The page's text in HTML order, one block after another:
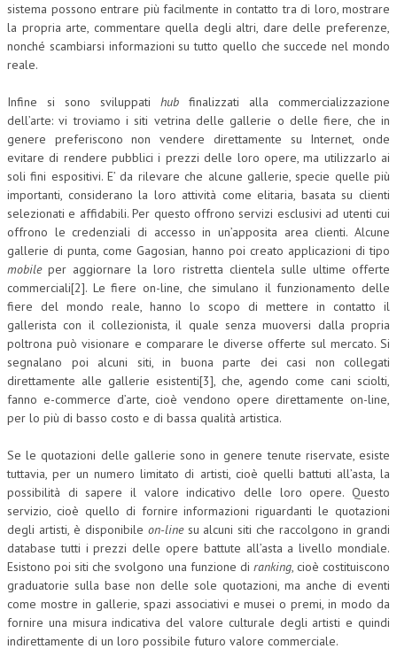
BOLLETTINO FINANZIAMENTI
TELEGRAM
DOCUMENTI
MANUALI E MONOGRAFIE
TESI DI LAUREA
MATERIALE DIDATTICO
INVITI E PROMOZIONI
sistema possono entrare più facilmente in contatto tra di loro, mostrare
la propria arte, commentare quella degli altri, dare delle preferenze,
nonché scambiarsi informazioni su tutto quello che succede nel mondo
reale.
Infine si sono sviluppati hub finalizzati alla commercializzazione
dell’arte: vi troviamo i siti vetrina delle gallerie o delle fiere, che in
genere preferiscono non vendere direttamente su Internet, onde
evitare di rendere pubblici i prezzi delle loro opere, ma utilizzarlo ai
soli fini espositivi. E’ da rilevare che alcune gallerie, specie quelle più
importanti, considerano la loro attività come elitaria, basata su clienti
selezionati e affidabili. Per questo offrono servizi esclusivi ad utenti cui
offrono le credenziali di accesso in un’apposita area clienti. Alcune
gallerie di punta, come Gagosian, hanno poi creato applicazioni di tipo
mobileper aggiornare la loro ristretta clientela sulle ultime offerte
commerciali[2]. Le fiere on-line, che simulano il funzionamento delle
fiere del mondo reale, hanno lo scopo di mettere in contatto il
gallerista con il collezionista, il quale senza muoversi dalla propria
poltrona può visionare e comparare le diverse offerte sul mercato. Si
segnalano poi alcuni siti, in buona parte dei casi non collegati
direttamente alle gallerie esistenti[3], che, agendo come cani sciolti,
fanno e-commerce d’arte, cioè vendono opere direttamente on-line,
per lo più di basso costo e di bassa qualità artistica.
Se le quotazioni delle gallerie sono in genere tenute riservate, esiste
tuttavia, per un numero limitato di artisti, cioè quelli battuti all’asta, la
possibilità di sapere il valore indicativo delle loro opere. Questo
servizio, cioè quello di fornire informazioni riguardanti le quotazioni
degli artisti, è disponibile on-linesu alcuni siti che raccolgono in grandi
database tutti i prezzi delle opere battute all’asta a livello mondiale.
Esistono poi siti che svolgono una funzione di ranking, cioè costituiscono
graduatorie sulla base non delle sole quotazioni, ma anche di eventi
come mostre in gallerie, spazi associativi e musei o premi, in modo da
fornire una misura indicativa del valore culturale degli artisti e quindi
indirettamente di un loro possibile futuro valore commerciale.